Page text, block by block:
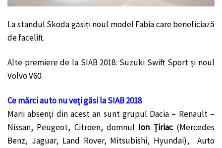
La standul Skoda găsiți noul model Fabia care beneficiază
de facelift.
Alte premiere de la SIAB 2018: Suzuki Swift Sport și noul
Volvo V60.
Ce mărci auto nu veți găsi la SIAB 2018
Marii absenți din acest an sunt grupul Dacia – Renault –
Nissan, Peugeot, Citroen, domnul Ion Țiriac(Mercedes
Benz, Jaguar, Land Rover, Mitsubishi, Hyundai), Auto